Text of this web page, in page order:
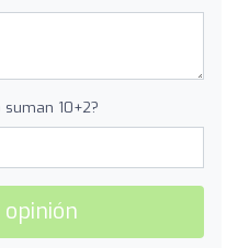
suman 10+2?